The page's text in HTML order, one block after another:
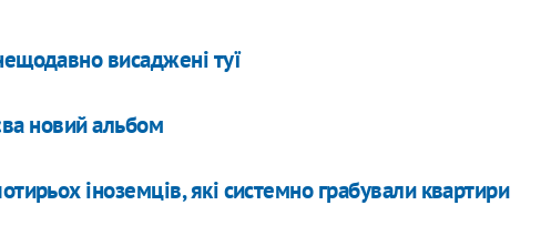
висаджені туї
новий альбом
іноземців, які системно грабували квартири